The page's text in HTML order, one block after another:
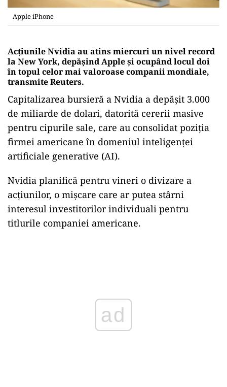
Apple iPhone
Acțiunile Nvidia au atins miercuri un nivel record
la New York, depășind Apple și ocupând locul doi
în topul celor mai valoroase companii mondiale,
transmite Reuters.
Capitalizarea bursieră a Nvidia a depășit 3.000
de miliarde de dolari, datorită cererii masive
pentru cipurile sale, care au consolidat poziția
firmei americane în domeniul inteligenței
artificiale generative (AI).
Nvidia planifică pentru vineri o divizare a
acțiunilor, o mișcare care ar putea stârni
interesul investitorilor individuali pentru
titlurile companiei americane.